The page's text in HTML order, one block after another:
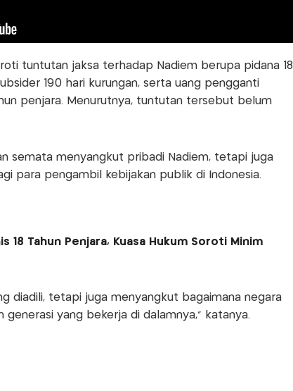
tuntutan jaksa terhadap Nadiem berupa pidana 18
190 hari kurungan, serta uang pengganti
penjara. Menurutnya, tuntutan tersebut belum
semata menyangkut pribadi Nadiem, tetapi juga
para pengambil kebijakan publik di Indonesia.
18 Tahun Penjara, Kuasa Hukum Soroti Minim
diadili, tetapi juga menyangkut bagaimana negara
yang bekerja di dalamnya," katanya.